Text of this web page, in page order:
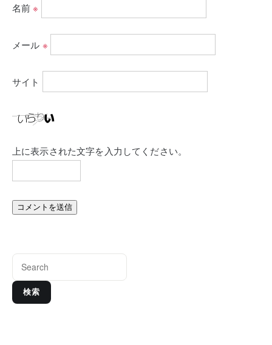
名前※
メール ※
サイト
上に表示された文字を入力してください。
検索